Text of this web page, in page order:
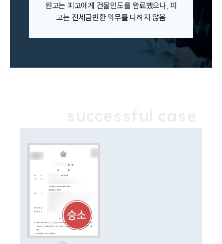
원고는 피고에게 건물인도를 완료했으나, 피
고는 전세금반환 의무를 다하지 않음
successful case